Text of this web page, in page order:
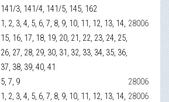
141/3, 141/4, 141/5, 145, 162
1, 2, 3, 4, 5, 6, 7, 8, 9, 10, 11, 12, 13, 14,
15, 16, 17, 18, 19, 20, 21, 22, 23, 24, 25,
26, 27, 28, 29, 30, 31, 32, 33, 34, 35, 36,
37, 38, 39, 40, 41
28006
5, 7, 9
28006
1, 2, 3, 4, 5, 6, 7, 8, 9, 10, 11, 12, 13, 14, 28006